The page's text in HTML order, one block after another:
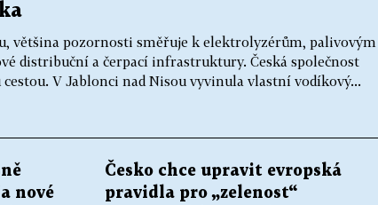
většina pozornosti směřuje k elektrolyzérům, palivovým
distribuční a čerpací infrastruktury. Česká společnost
cestou. V Jablonci nad Nisou vyvinula vlastní vodíkový...
nové
Česko chce upravit evropská
pravidla pro „zelenost“